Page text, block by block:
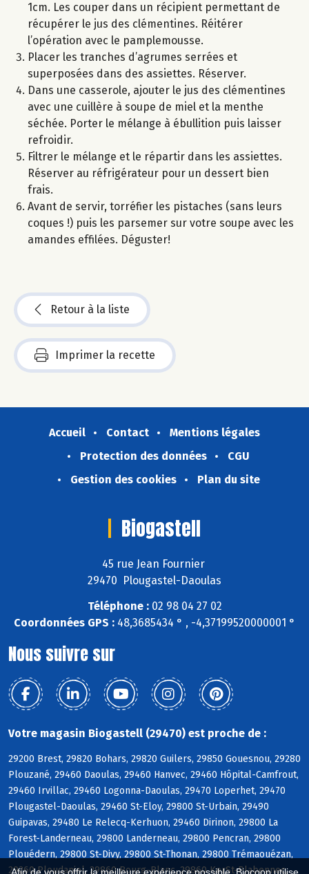
1cm. Les couper dans un récipient permettant de
récupérer le jus des clémentines. Réitérer
l’opération avec le pamplemousse.
Placer les tranches d’agrumes serrées et
superposées dans des assiettes. Réserver.
Dans une casserole, ajouter le jus des clémentines
avec une cuillère à soupe de miel et la menthe
séchée. Porter le mélange à ébullition puis laisser
refroidir.
Filtrer le mélange et le répartir dans les assiettes.
Réserver au réfrigérateur pour un dessert bien
frais.
Avant de servir, torréfier les pistaches (sans leurs
coques !) puis les parsemer sur votre soupe avec les
amandes effilées. Déguster!
Retour à la liste
Imprimer la recette
Accueil Contact
Mentions légales
Protection des données
CGU
Gestion des cookies
Plan du site
Biogastell
45 rue Jean Fournier
29470 Plougastel-Daoulas
Téléphone :02 98 04 27 02
Coordonnées GPS : 48,3685434 ° , -4,37199520000001 °
Nous suivre sur
Votre magasin Biogastell (29470) est proche de :
29200 Brest, 29820 Bohars, 29820 Guilers, 29850 Gouesnou, 29280
Plouzané, 29460 Daoulas, 29460 Hanvec, 29460 Hôpital-Camfrout,
29460 Irvillac, 29460 Logonna-Daoulas, 29470 Loperhet, 29470
Plougastel-Daoulas, 29460 St-Eloy, 29800 St-Urbain, 29490
Guipavas, 29480 Le Relecq-Kerhuon, 29460 Dirinon, 29800 La
Forest-Landerneau, 29800 Landerneau, 29800 Pencran, 29800
Plouédern, 29800 St-Divy, 29800 St-Thonan, 29800 Trémaouézan,
29260 Ploudaniel, 29860 Bourg-Blanc, 29860 KerSt-Plabennec,